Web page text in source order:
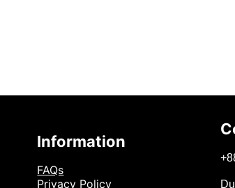
Information
FAQs
Privacy Policy
+